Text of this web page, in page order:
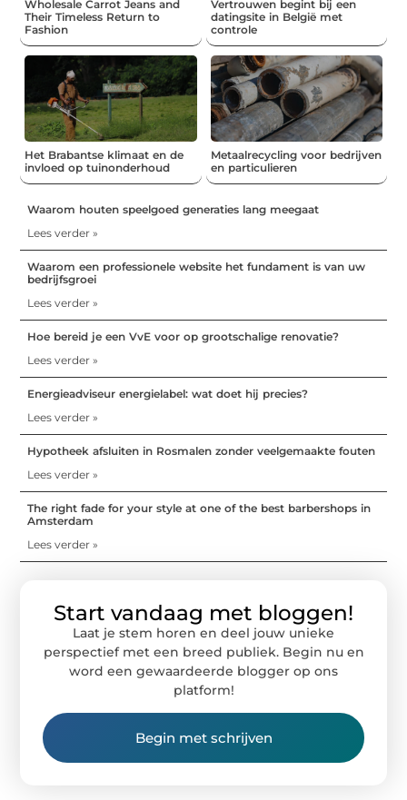
Wholesale Carrot Jeans and
Their Timeless Return to
Fashion
Vertrouwen begint bij een
datingsite in België met
controle
Het Brabantse klimaat en de
invloed op tuinonderhoud
Metaalrecycling voor bedrijven
en particulieren
Waarom houten speelgoed generaties lang meegaat
Lees verder »
Waarom een professionele website het fundament is van uw
bedrijfsgroei
Lees verder »
Hoe bereid je een VvE voor op grootschalige renovatie?
Lees verder »
Energieadviseur energielabel: wat doet hij precies?
Lees verder »
Hypotheek afsluiten in Rosmalen zonder veelgemaakte fouten
Lees verder »
The right fade for your style at one of the best barbershops in
Amsterdam
Lees verder »
Start vandaag met bloggen!
Laat je stem horen en deel jouw unieke
perspectief met een breed publiek. Begin nu en
word een gewaardeerde blogger op ons
platform!
Begin met schrijven